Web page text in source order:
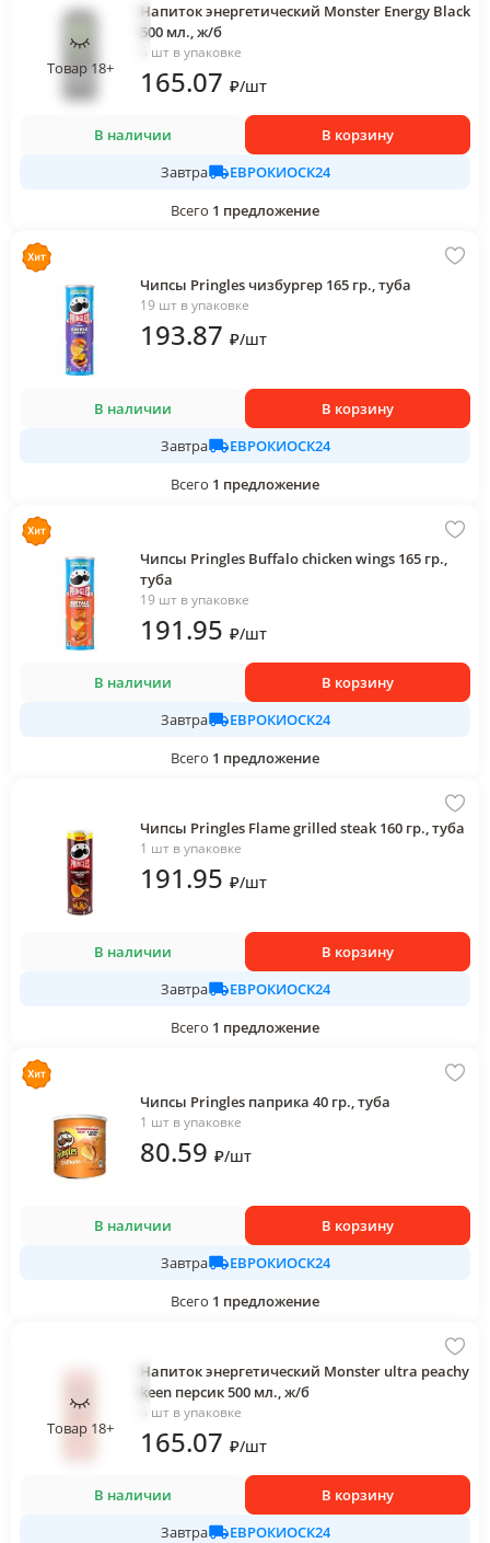
Товар 18+
Напиток энергетический Monster Energy Black
500 мл., ж/б
6 шт в упаковке
165.07 ₽/шт
В наличии
В корзину
Завтра
ЕВРОКИОСК24
Всего 1 предложение
Чипсы Pringles чизбургер 165 гр., туба
19 шт в упаковке
193.87 ₽/шт
В наличии
В корзину
Завтра
ЕВРОКИОСК24
Всего 1 предложение
Чипсы Pringles Buffalo chicken wings 165 гр.,
туба
19 шт в упаковке
191.95 ₽/шт
В наличии
В корзину
Завтра
ЕВРОКИОСК24
Всего 1 предложение
Чипсы Pringles Flame grilled steak 160 гр., туба
1 шт в упаковке
191.95 ₽/шт
В наличии
В корзину
Завтра
ЕВРОКИОСК24
Всего 1 предложение
Чипсы Pringles паприка 40 гр., туба
1 шт в упаковке
80.59 ₽/шт
В наличии
В корзину
Завтра
ЕВРОКИОСК24
Всего 1 предложение
Товар 18+
Напиток энергетический Monster ultra peachy
keen персик 500 мл., ж/б
6 шт в упаковке
165.07 ₽/шт
В наличии
В корзину
Завтра
ЕВРОКИОСК24